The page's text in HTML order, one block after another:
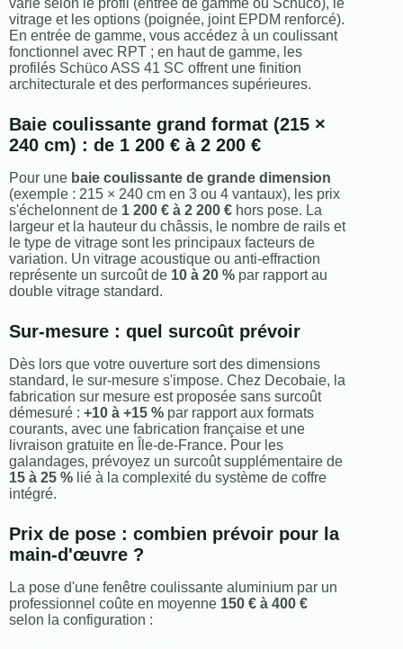
varie selon le profil (entrée de gamme ou Schüco), le
vitrage et les options (poignée, joint EPDM renforcé).
En entrée de gamme, vous accédez à un coulissant
fonctionnel avec RPT ; en haut de gamme, les
profilés Schüco ASS 41 SC offrent une finition
architecturale et des performances supérieures.
Baie coulissante grand format (215 ×
240 cm) : de 1 200 € à 2 200 €
Pour une baie coulissante de grande dimension
(exemple : 215 × 240 cm en 3 ou 4 vantaux), les prix
s'échelonnent de 1 200 € à 2 200 € hors pose. La
largeur et la hauteur du châssis, le nombre de rails et
le type de vitrage sont les principaux facteurs de
variation. Un vitrage acoustique ou anti-effraction
représente un surcoût de 10 à 20 % par rapport au
double vitrage standard.
Sur-mesure : quel surcoût prévoir
Dès lors que votre ouverture sort des dimensions
standard, le sur-mesure s'impose. Chez Decobaie, la
fabrication sur mesure est proposée sans surcoût
démesuré : +10 à +15 % par rapport aux formats
courants, avec une fabrication française et une
livraison gratuite en Île-de-France. Pour les
galandages, prévoyez un surcoût supplémentaire de
15 à 25 % lié à la complexité du système de coffre
intégré.
Prix de pose : combien prévoir pour la
main-d'œuvre ?
La pose d'une fenêtre coulissante aluminium par un
professionnel coûte en moyenne 150 € à 400 €
selon la configuration :